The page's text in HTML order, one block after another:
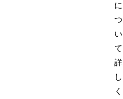
に
つ
い
て
詳
し
く